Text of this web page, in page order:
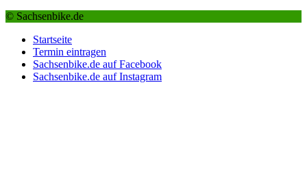
© Sachsenbike.de
Startseite
Termin eintragen
Sachsenbike.de auf Facebook
Sachsenbike.de auf Instagram